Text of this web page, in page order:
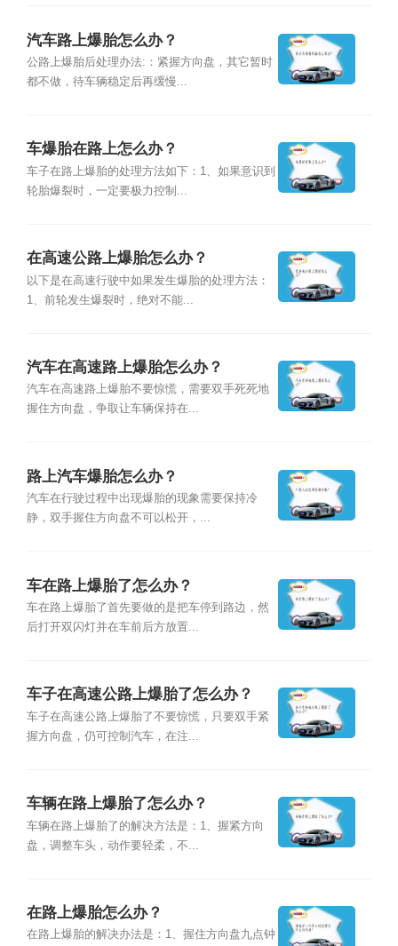
汽车路上爆胎怎么办？
公路上爆胎后处理办法:：紧握方向盘，其它暂时
都不做，待车辆稳定后再缓慢...
车爆胎在路上怎么办？
车子在路上爆胎的处理方法如下：1、如果意识到
轮胎爆裂时，一定要极力控制...
在高速公路上爆胎怎么办？
以下是在高速行驶中如果发生爆胎的处理方法：
1、前轮发生爆裂时，绝对不能...
汽车在高速路上爆胎怎么办？
汽车在高速路上爆胎不要惊慌，需要双手死死地
握住方向盘，争取让车辆保持在...
路上汽车爆胎怎么办？
汽车在行驶过程中出现爆胎的现象需要保持冷
静，双手握住方向盘不可以松开，...
车在路上爆胎了怎么办？
车在路上爆胎了首先要做的是把车停到路边，然
后打开双闪灯并在车前后方放置...
车子在高速公路上爆胎了怎么办？
车子在高速公路上爆胎了不要惊慌，只要双手紧
握方向盘，仍可控制汽车，在注...
车辆在路上爆胎了怎么办？
车辆在路上爆胎了的解决方法是：1、握紧方向
盘，调整车头，动作要轻柔，不...
在路上爆胎怎么办？
在路上爆胎的解决办法是：1、握住方向盘九点钟